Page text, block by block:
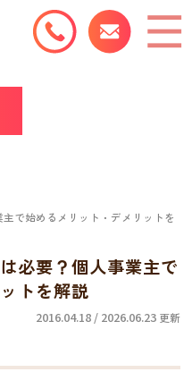
で始めるメリット・デメリットを
必要？個人事業主で
トを解説
2016.04.18 / 2026.06.23 更新